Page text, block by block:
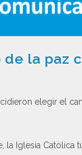
de la paz
elegir el
Iglesia Católica